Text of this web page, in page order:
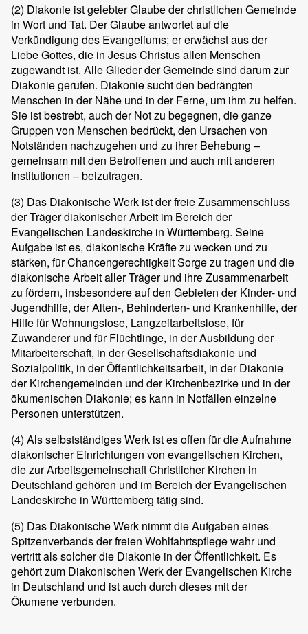
(2) Diakonie ist gelebter Glaube der christlichen Gemeinde
in Wort und Tat. Der Glaube antwortet auf die
Verkündigung des Evangeliums; er erwächst aus der
Liebe Gottes, die in Jesus Christus allen Menschen
zugewandt ist. Alle Glieder der Gemeinde sind darum zur
Diakonie gerufen. Diakonie sucht den bedrängten
Menschen in der Nähe und in der Ferne, um ihm zu helfen.
Sie ist bestrebt, auch der Not zu begegnen, die ganze
Gruppen von Menschen bedrückt, den Ursachen von
Notständen nachzugehen und zu ihrer Behebung –
gemeinsam mit den Betroffenen und auch mit anderen
Institutionen – beizutragen.
(3) Das Diakonische Werk ist der freie Zusammenschluss
der Träger diakonischer Arbeit im Bereich der
Evangelischen Landeskirche in Württemberg. Seine
Aufgabe ist es, diakonische Kräfte zu wecken und zu
stärken, für Chancengerechtigkeit Sorge zu tragen und die
diakonische Arbeit aller Träger und ihre Zusammenarbeit
zu fördern, insbesondere auf den Gebieten der Kinder- und
Jugendhilfe, der Alten-, Behinderten- und Krankenhilfe, der
Hilfe für Wohnungslose, Langzeitarbeitslose, für
Zuwanderer und für Flüchtlinge, in der Ausbildung der
Mitarbeiterschaft, in der Gesellschaftsdiakonie und
Sozialpolitik, in der Öffentlichkeitsarbeit, in der Diakonie
der Kirchengemeinden und der Kirchenbezirke und in der
ökumenischen Diakonie; es kann in Notfällen einzelne
Personen unterstützen.
(4) Als selbstständiges Werk ist es offen für die Aufnahme
diakonischer Einrichtungen von evangelischen Kirchen,
die zur Arbeitsgemeinschaft Christlicher Kirchen in
Deutschland gehören und im Bereich der Evangelischen
Landeskirche in Württemberg tätig sind.
(5) Das Diakonische Werk nimmt die Aufgaben eines
Spitzenverbands der freien Wohlfahrtspflege wahr und
vertritt als solcher die Diakonie in der Öffentlichkeit. Es
gehört zum Diakonischen Werk der Evangelischen Kirche
in Deutschland und ist auch durch dieses mit der
Ökumene verbunden.